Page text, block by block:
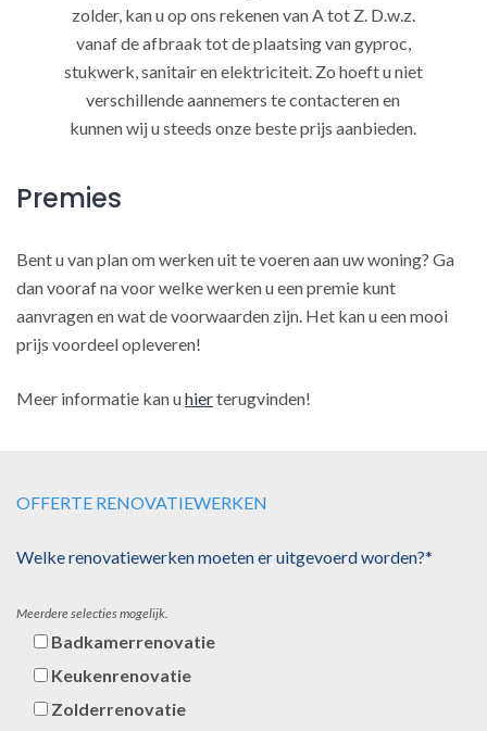
zolder, kan u op ons rekenen van A tot Z. D.w.z.
vanaf de afbraak tot de plaatsing van gyproc,
stukwerk, sanitair en elektriciteit. Zo hoeft u niet
verschillende aannemers te contacteren en
kunnen wij u steeds onze beste prijs aanbieden.
Premies
Bent u van plan om werken uit te voeren aan uw woning? Ga
dan vooraf na voor welke werken u een premie kunt
aanvragen en wat de voorwaarden zijn. Het kan u een mooi
prijs voordeel opleveren!
Meer informatie kan uhierterugvinden!
OFFERTE RENOVATIEWERKEN
Welke renovatiewerken moeten er uitgevoerd worden?*
Meerdere selecties mogelijk.
Badkamerrenovatie
Keukenrenovatie
Zolderrenovatie